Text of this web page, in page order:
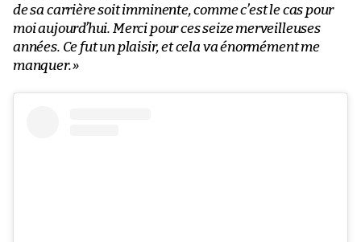
de sa carrière soit imminente, comme c’est le cas pour
moi aujourd’hui. Merci pour ces seize merveilleuses
années. Ce fut un plaisir, et cela va énormément me
manquer.»